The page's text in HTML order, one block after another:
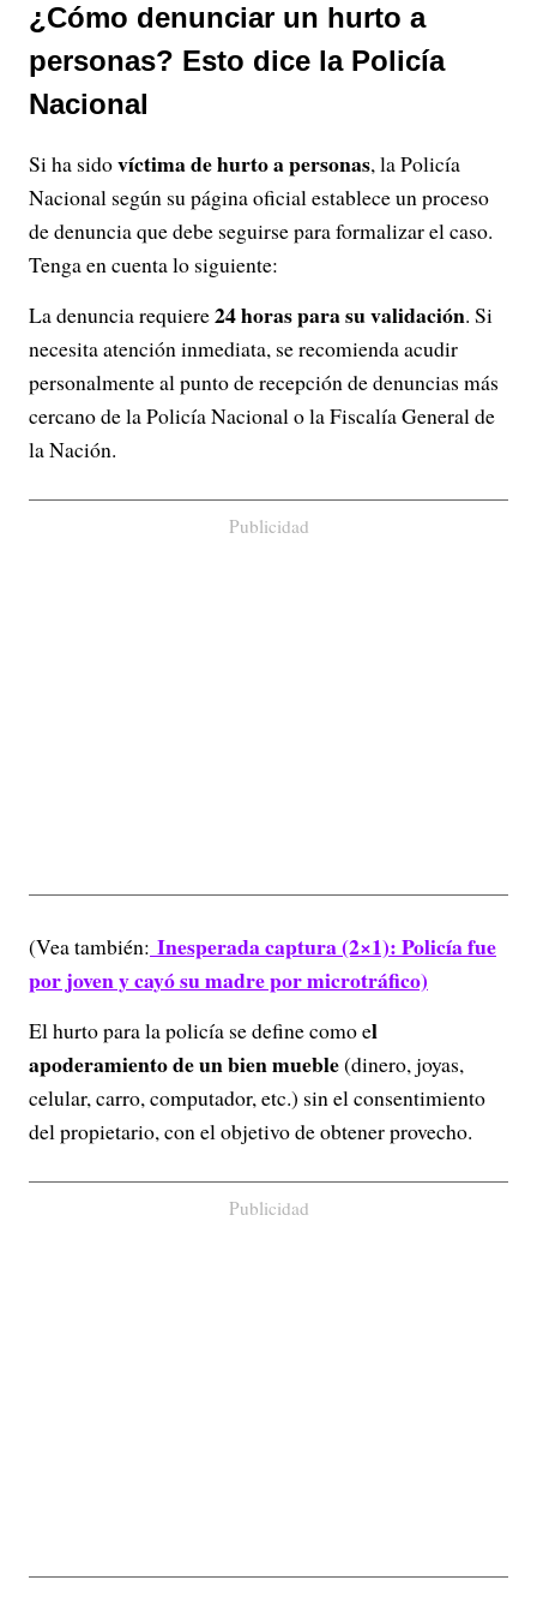
¿Cómo denunciar un hurto a
personas? Esto dice la Policía
Nacional
Si ha sidovíctima de hurto a personas, la Policía
Nacional según su página oficial establece un proceso
de denuncia que debe seguirse para formalizar el caso.
Tenga en cuenta lo siguiente:
La denuncia requiere24 horas para su validación. Si
necesita atención inmediata, se recomienda acudir
personalmente al punto de recepción de denuncias más
cercano de la Policía Nacional o la Fiscalía General de
la Nación.
Publicidad
(Vea también: Inesperada captura (2×1): Policía fue
por joven y cayó su madre por microtráfico)
El hurto para la policía se define como el
apoderamiento de un bien mueble(dinero, joyas,
celular, carro, computador, etc.) sin el consentimiento
del propietario, con el objetivo de obtener provecho.
Publicidad